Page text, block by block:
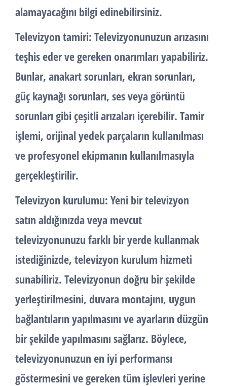
alamayacağını bilgi edinebilirsiniz.
Televizyon tamiri: Televizyonunuzun arızasını
teşhis eder ve gereken onarımları yapabiliriz.
Bunlar, anakart sorunları, ekran sorunları,
güç kaynağı sorunları, ses veya görüntü
sorunları gibi çeşitli arızaları içerebilir. Tamir
işlemi, orijinal yedek parçaların kullanılması
ve profesyonel ekipmanın kullanılmasıyla
gerçekleştirilir.
Televizyon kurulumu: Yeni bir televizyon
satın aldığınızda veya mevcut
televizyonunuzu farklı bir yerde kullanmak
istediğinizde, televizyon kurulum hizmeti
sunabiliriz. Televizyonun doğru bir şekilde
yerleştirilmesini, duvara montajını, uygun
bağlantıların yapılmasını ve ayarların düzgün
bir şekilde yapılmasını sağlarız. Böylece,
televizyonunuzun en iyi performansı
göstermesini ve gereken tüm işlevleri yerine